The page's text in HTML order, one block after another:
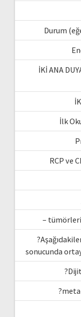
Durum
İKİ ANA
İlk
RCP ve
–
sonucunda